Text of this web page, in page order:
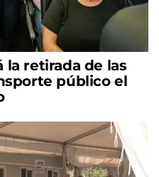
la retirada de las
público el